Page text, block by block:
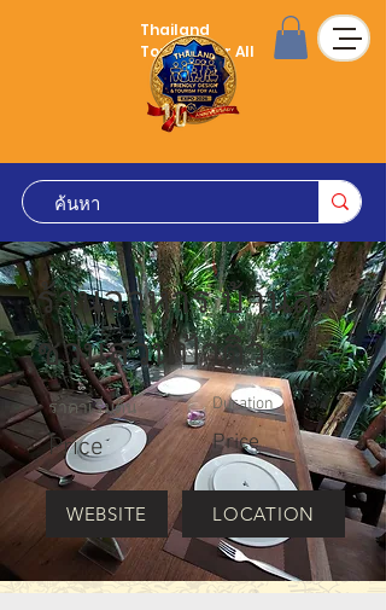
Thailand
Tourism for All
ร้านอาหาร บ้านลุง
ชวนสวนป้าติ๋ว
ราคาเริ่มต้น Duration
Price Price
WEBSITE LOCATION